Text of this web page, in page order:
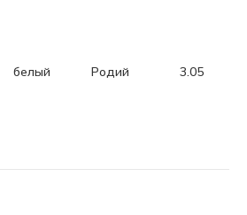
белый Родий 3.05